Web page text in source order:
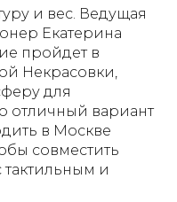
и вес. Ведущая
Екатерина
пройдет в
Некрасовки,
для
отличный вариант
в Москве
совместить
и